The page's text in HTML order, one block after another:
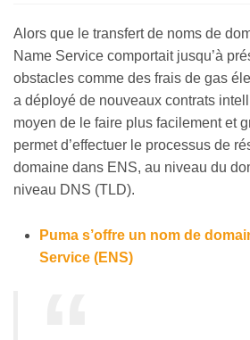
Alors que le transfert de noms de
Name Service comportait jusqu’à
obstacles comme des frais de gas
a déployé de nouveaux contrats
moyen de le faire plus facilement et
permet d’effectuer le processus de
domaine dans ENS, au niveau du
niveau DNS (TLD).
Puma s’offre un nom de
Service (ENS)